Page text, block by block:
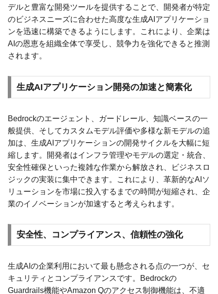
デルと豊富な開発ツールを提供することで、開発者が特定
のビジネスニーズに合わせた高度な生成AIアプリケーショ
ンを迅速に構築できるようにします。これにより、企業は
AIの恩恵を組織全体で享受し、競争力を強化できると推測
されます。
生成AIアプリケーション開発の加速と簡素化
Bedrockのエージェント、ガードレール、知識ベースの一
般提供、そしてカスタムモデル評価や多様な新モデルの追
加は、生成AIアプリケーションの開発サイクルを大幅に短
縮します。開発者はインフラ管理やモデルの選定・統合、
安全性確保といった複雑な作業から解放され、ビジネスロ
ジックの実装に集中できます。これにより、革新的なAIソ
リューションを市場に投入するまでの時間が短縮され、企
業のイノベーションが加速すると考えられます。
安全性、コンプライアンス、信頼性の強化
生成AIの企業利用において最も懸念される点の一つが、セ
キュリティとコンプライアンスです。Bedrockの
Guardrails機能やAmazon Qのアクセス制御機能は、不適